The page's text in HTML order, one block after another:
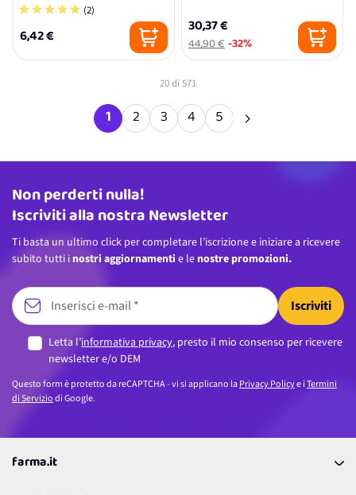
(2)
6,42 € 30,37 €
44,90 €-32%
20di 571
Attualmente stai leggendo la pagina
1 Pagina
2 Pagina
3 Pagina
4 Pagina
5
Indirizzo email
Non perderti nulla!
Iscriviti alla nostra Newsletter
Ti basta un ultimo click per completare l’iscrizione e iniziare a ricevere
subito tutti i nostri aggiornamenti e le nostre promozioni.
Iscriviti
Letta l’informativa privacy, presto il mio consenso per ricevere
newsletter e/o DEM
Questo form è protetto da reCAPTCHA - vi si applicano laPrivacy Policye iTermini
di Serviziodi Google.
farma.it